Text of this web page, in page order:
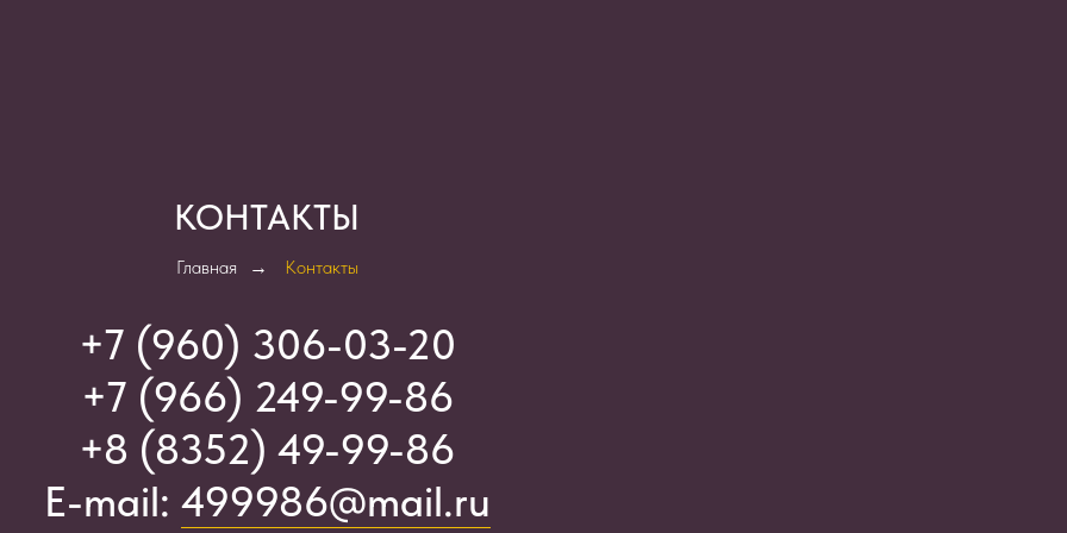
КОНТАКТЫ
Главная → Контакты
+7 (960) 306-03-20
+7 (966) 249-99-86
+8 (8352) 49-99-86
E-mail: 499986@mail.ru